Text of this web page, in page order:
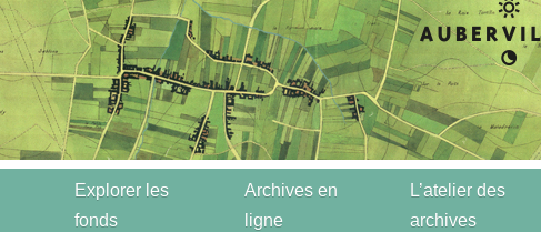
Explorer les
fonds
Archives en
ligne
L’atelier des
archives